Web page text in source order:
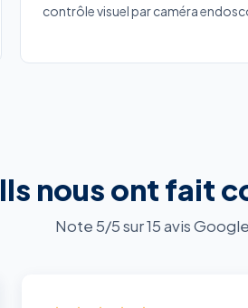
contrôle visuel par caméra
Ils nous ont fait
Note 5/5 sur 15 avis